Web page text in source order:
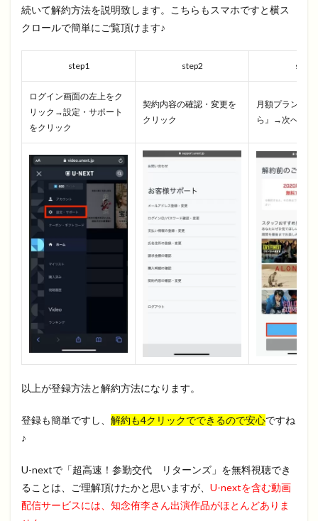
続いて解約方法を説明致します。こちらもスマホですと横ス
クロールで簡単にご覧頂けます♪
step1 step2 step3
ログイン画面の左上をク
リック→設定・サポート
をクリック
契約内容の確認・変更を
クリック
月額プラン『
ら』→次へをク
以上が登録方法と解約方法になります。
登録も簡単ですし、 解約も4クリックでできるので安心ですね
♪
U-nextで「超高速！参勤交代 リターンズ」を無料視聴でき
ることは、ご理解頂けたかと思いますが、 U-nextを含む動画
配信サービスには、知念侑李さん出演作品がほとんどありま